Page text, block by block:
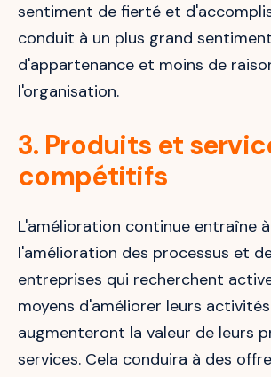
sentiment de fierté et
conduit à un plus grand sentiment
d'appartenance et moins de
l'organisation.
3. Produits et
compétitifs
L'amélioration continue entraîne
l'amélioration des processus et
entreprises qui recherchent
moyens d'améliorer leurs activités
augmenteront la valeur de leurs
services. Cela conduira à des